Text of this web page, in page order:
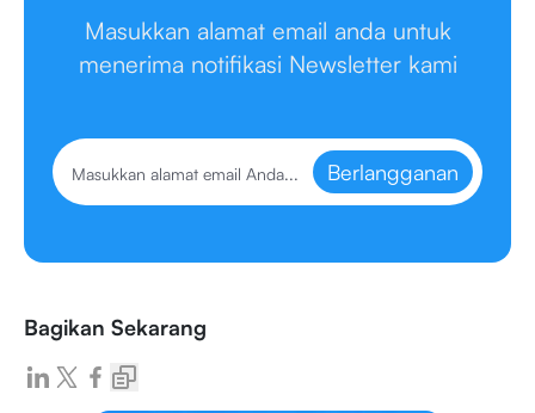
Masukkan alamat email anda untuk
menerima notifikasi Newsletter kami
Berlangganan
Bagikan Sekarang